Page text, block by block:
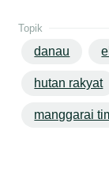
Topik
danau
hutan rakyat
manggarai